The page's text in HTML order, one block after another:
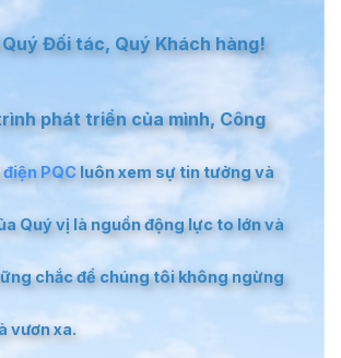
Đối tác, Quý Khách hàng!
phát triển của mình, Công
điện PQC luôn xem sự tin tưởng và
Quý vị là nguồn động lực to lớn và
chắc để chúng tôi không ngừng
vươn xa.